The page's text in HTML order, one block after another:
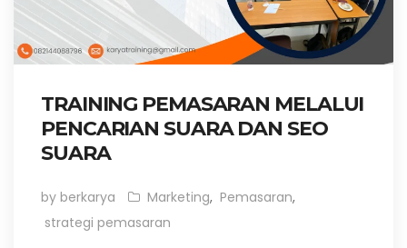
TRAINING PEMASARAN MELALUI
PENCARIAN SUARA DAN SEO
SUARA
by berkarya Marketing, Pemasaran,
strategi pemasaran